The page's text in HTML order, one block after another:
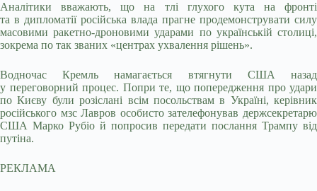
Аналітики вважають, що на тлі глухого кута на фронті
та в дипломатії російська влада прагне продемонструвати силу
масовими ракетно-дроновими ударами по українській столиці,
зокрема по так званих «центрах ухвалення рішень».
Водночас Кремль намагається втягнути США назад
у переговорний процес. Попри те, що попередження про удари
по Києву були розіслані всім посольствам в Україні, керівник
російського мзс Лавров особисто зателефонував держсекретарю
США Марко Рубіо й попросив передати послання Трампу від
путіна.
РЕКЛАМА